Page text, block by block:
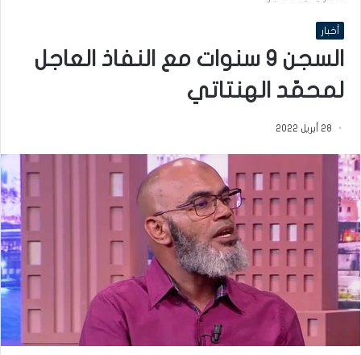
أخبار
السجن 9 سنوات مع النفاذ العاجل
لمحمّد الهنتاتي
28 أبريل 2022